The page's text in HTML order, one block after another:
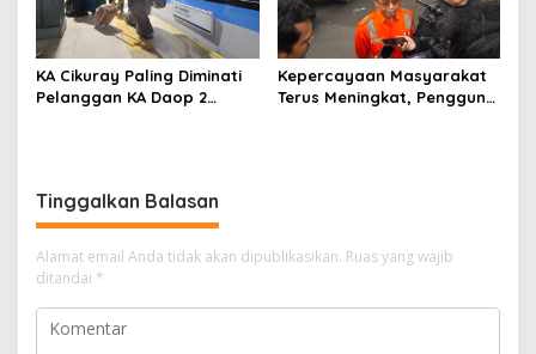
KA Cikuray Paling Diminati
Pelanggan KA Daop 2
Kepercayaan Masyarakat
Terus Meningkat, Pengguna
Tinggalkan Balasan
Alamat email Anda tidak akan dipublikasikan. Ruas yang wajib
ditandai *